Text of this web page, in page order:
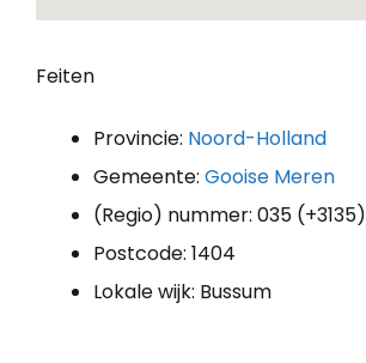
Feiten
Provincie: Noord-Holland
Gemeente: Gooise Meren
(Regio) nummer: 035 (+3135)
Postcode: 1404
Lokale wijk: Bussum